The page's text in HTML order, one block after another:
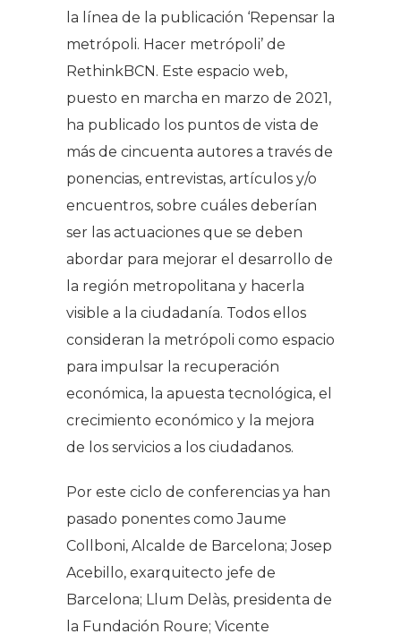
la línea de la publicación ‘Repensar la
metrópoli. Hacer metrópoli’ de
RethinkBCN. Este espacio web,
puesto en marcha en marzo de 2021,
ha publicado los puntos de vista de
más de cincuenta autores a través de
ponencias, entrevistas, artículos y/o
encuentros, sobre cuáles deberían
ser las actuaciones que se deben
abordar para mejorar el desarrollo de
la región metropolitana y hacerla
visible a la ciudadanía. Todos ellos
consideran la metrópoli como espacio
para impulsar la recuperación
económica, la apuesta tecnológica, el
crecimiento económico y la mejora
de los servicios a los ciudadanos.
Por este ciclo de conferencias ya han
pasado ponentes como Jaume
Collboni, Alcalde de Barcelona; Josep
Acebillo, exarquitecto jefe de
Barcelona; Llum Delàs, presidenta de
la Fundación Roure; Vicente